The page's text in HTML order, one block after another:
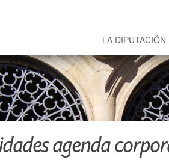
LA DIPUTACIÓN
agenda